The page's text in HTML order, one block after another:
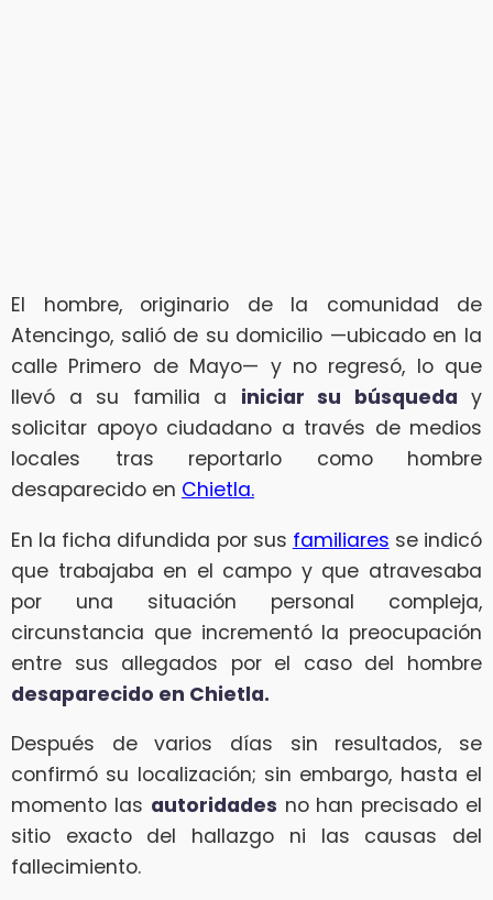
El hombre, originario de la comunidad de
Atencingo, salió de su domicilio —ubicado en la
calle Primero de Mayo— y no regresó, lo que
llevó a su familia a iniciar su búsqueda y
solicitar apoyo ciudadano a través de medios
locales tras reportarlo como hombre
desaparecido en Chietla.
En la ficha difundida por sus familiares se indicó
que trabajaba en el campo y que atravesaba
por una situación personal compleja,
circunstancia que incrementó la preocupación
entre sus allegados por el caso del hombre
desaparecido en Chietla.
Después de varios días sin resultados, se
confirmó su localización; sin embargo, hasta el
momento las autoridades no han precisado el
sitio exacto del hallazgo ni las causas del
fallecimiento.